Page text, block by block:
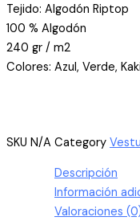
Tejido: Algodón Riptop
100 % Algodón
240 gr / m2
Colores: Azul, Verde, Kaki
SKU N/A Category
Descripción
Información
Valoraciones